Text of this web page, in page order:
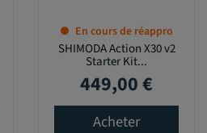
En cours de réappro
SHIMODA Action X30 v2
Starter Kit...
Prix
449,00 €
Acheter